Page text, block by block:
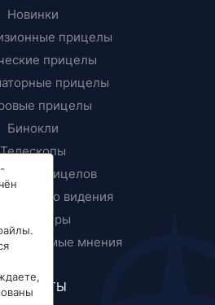
Новинки
прицелы
прицелы
прицелы
прицелы
Бинокли
Телескопы
прицелов
ночного видения
Дальномеры
мнения